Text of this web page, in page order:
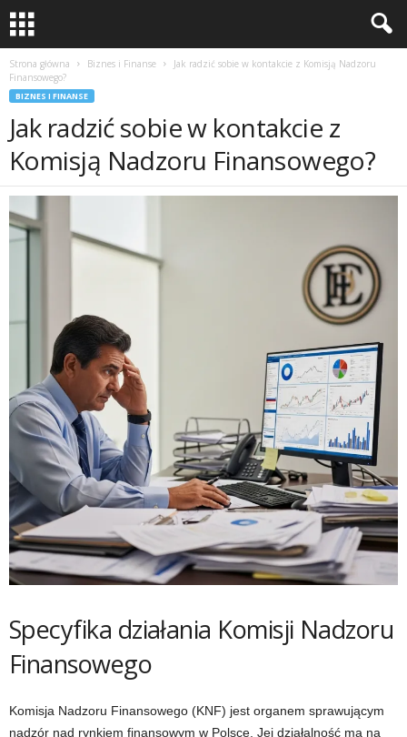
Strona główna Biznes i Finanse
Jak radzić sobie w kontakcie z Komisją Nadzoru
Finansowego?
BIZNES I FINANSE
Jak radzić sobie w kontakcie z
Komisją Nadzoru Finansowego?
Specyfika działania Komisji Nadzoru
Finansowego
Komisja Nadzoru Finansowego (KNF) jest organem sprawującym
nadzór nad rynkiem finansowym w Polsce. Jej działalność ma na